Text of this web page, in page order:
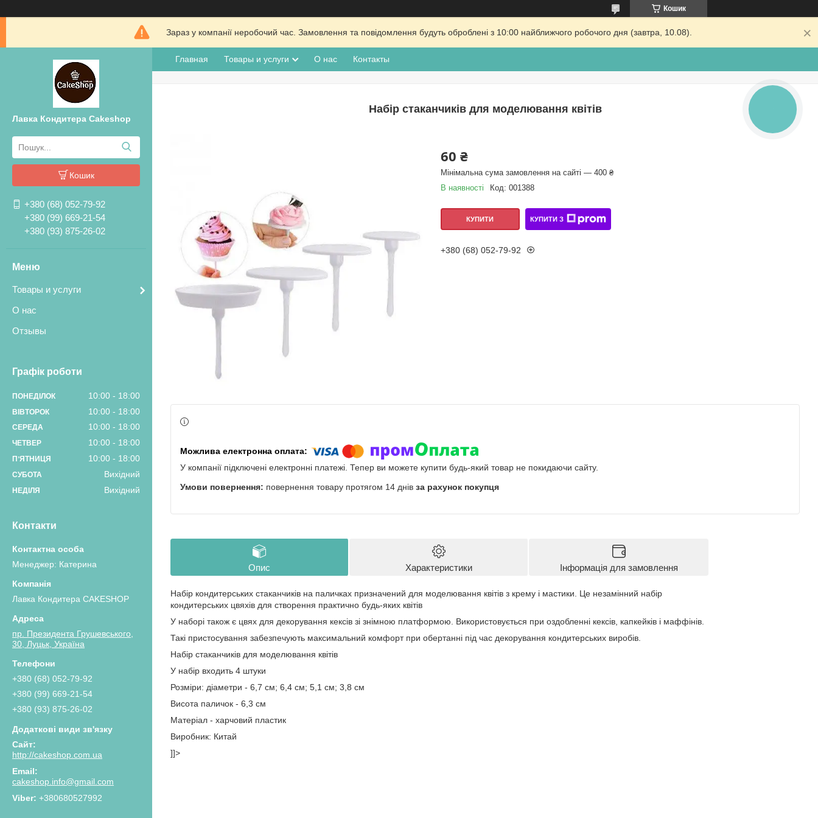
Кошик
Зараз у компанії неробочий час. Замовлення та повідомлення будуть оброблені з 10:00 найближчого робочого дня (завтра, 10.08).
Лавка Кондитера Cakeshop
Кошик
+380 (68) 052-79-92
+380 (99) 669-21-54
+380 (93) 875-26-02
Товары и услуги
О нас
Отзывы
Графік роботи
ПОНЕДІЛОК 10:00 18:00
ВІВТОРОК 10:00 18:00
СЕРЕДА 10:00 18:00
ЧЕТВЕР 10:00 18:00
ПʼЯТНИЦЯ 10:00 18:00
СУБОТА Вихідний
НЕДІЛЯ Вихідний
Контакти
Менеджер: Катерина
Лавка Кондитера CAKESHOP
пр. Президента Грушевського,
30, Луцьк, Україна
+380 (68) 052-79-92
+380 (99) 669-21-54
+380 (93) 875-26-02
http://cakeshop.com.ua
cakeshop.info@gmail.com
+380680527992
Главная Товары и услуги О нас Контакты
Набір стаканчиків для моделювання квітів
60 ₴
Мінімальна сума замовлення на сайті — 400 ₴
В наявності
Код: 001388
КУПИТИ КУПИТИ З
+380 (68) 052-79-92
У компанії підключені електронні платежі. Тепер ви можете купити будь-який товар не покидаючи сайту.
повернення товару протягом 14 днів за рахунок покупця
Опис Характеристики Інформація для замовлення
Набір кондитерських стаканчиків на паличках призначений для моделювання квітів з крему і мастики. Це незамінний набір
кондитерських цвяхів для створення практично будь-яких квітів
У наборі також є цвях для декорування кексів зі знімною платформою. Використовується при оздобленні кексів, капкейків і маффінів.
Такі пристосування забезпечують максимальний комфорт при обертанні під час декорування кондитерських виробів.
Набір стаканчиків для моделювання квітів
У набір входить 4 штуки
Розміри: діаметри - 6,7 см; 6,4 см; 5,1 см; 3,8 см
Висота паличок - 6,3 см
Матеріал - харчовий пластик
Виробник: Китай
]]>